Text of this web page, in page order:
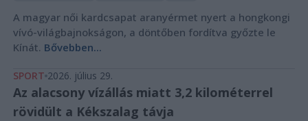
A magyar női kardcsapat aranyérmet nyert a hongkongi
vívó-világbajnokságon, a döntőben fordítva győzte le
Kínát. Bővebben...
SPORT 2026. július 29.
Az alacsony vízállás miatt 3,2 kilométerrel
rövidült a Kékszalag távja